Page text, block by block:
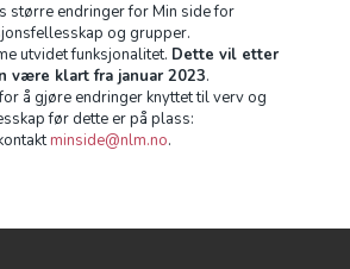
større endringer for Min side for
og grupper.
utvidet funksjonalitet. Dette vil etter
være klart fra januar 2023.
å gjøre endringer knyttet til verv og
før dette er på plass:
minside@nlm.no.